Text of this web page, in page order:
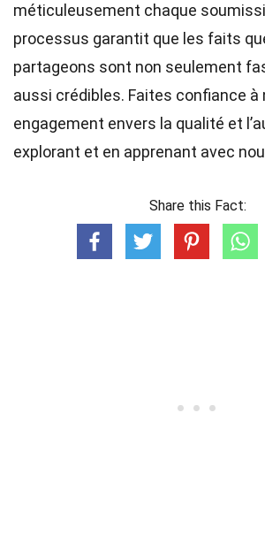
méticuleusement chaque
processus garantit que les faits
partageons sont non seulement
aussi crédibles. Faites confiance à
engagement envers la qualité et
explorant et en apprenant avec
Share this Fact: